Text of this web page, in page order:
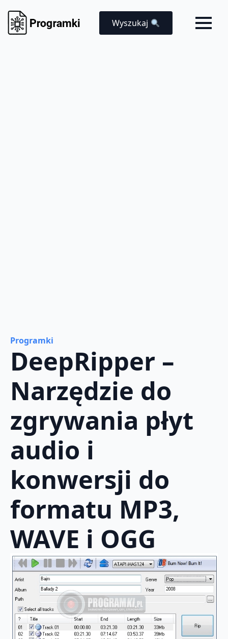
Wyszukaj
Programki
DeepRipper –
Narzędzie do
zgrywania płyt
audio i
konwersji do
formatu MP3,
WAVE i OGG